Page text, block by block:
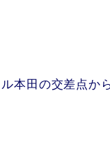
本田の交差点か